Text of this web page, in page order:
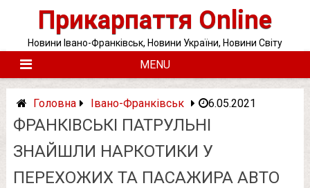
Прикарпаття Online
Новини Івано-Франківськ, Новини України, Новини Світу
MENU
Головна Івано-Франківськ 6.05.2021
ФРАНКІВСЬКІ ПАТРУЛЬНІ
ЗНАЙШЛИ НАРКОТИКИ У
ПЕРЕХОЖИХ ТА ПАСАЖИРА АВТО